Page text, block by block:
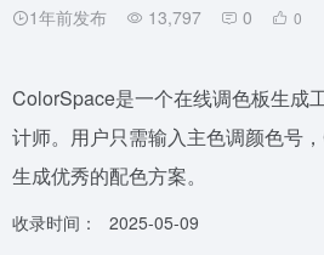
1年前发布 13,797 0 0
ColorSpace是一个在线调色板生成
计师。用户只需输入主色调颜色号
生成优秀的配色方案。
收录时间：
2025-05-09